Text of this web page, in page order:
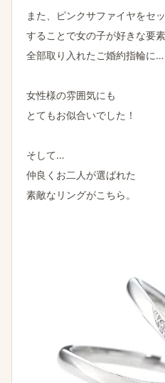
また、ピンクサファイヤをセ
することで女の子が好きな要
全部取り入れたご婚約指輪に…
女性様の雰囲気にも
とてもお似合いでした！
そして…
仲良くお二人が選ばれた
素敵なリングがこちら。